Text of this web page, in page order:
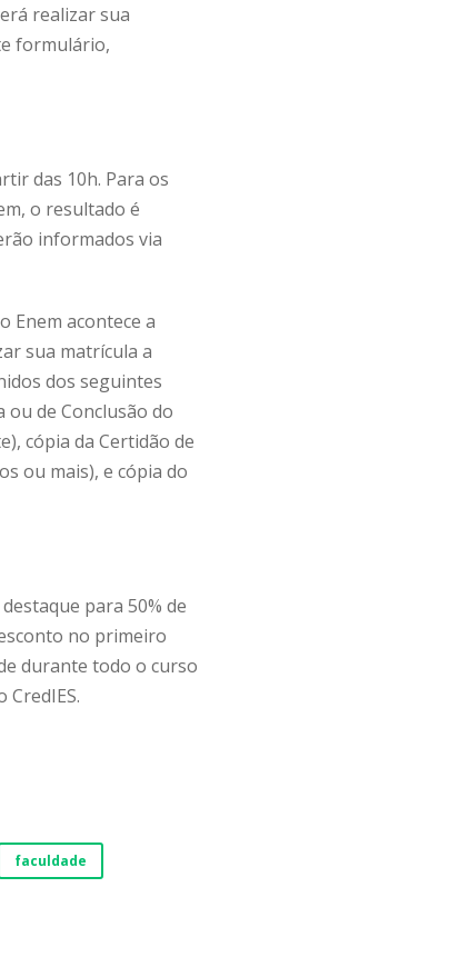
realizar sua
formulário,
das 10h. Para os
o resultado é
informados via
Enem acontece a
sua matrícula a
dos seguintes
de Conclusão do
cópia da Certidão de
ou mais), e cópia do
para 50% de
no primeiro
durante todo o curso
faculdade